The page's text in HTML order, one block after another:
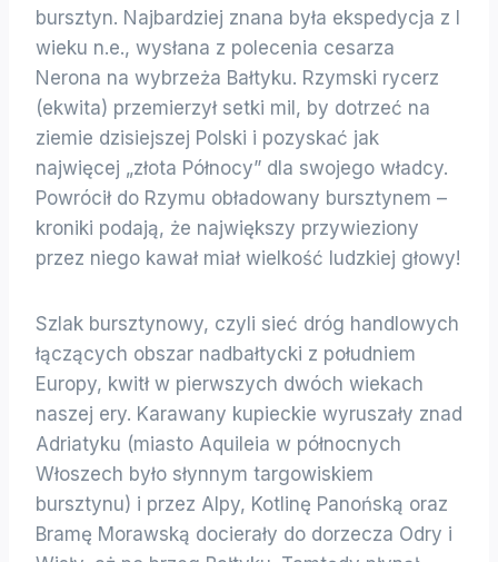
bursztyn. Najbardziej znana była ekspedycja z I
wieku n.e., wysłana z polecenia cesarza
Nerona na wybrzeża Bałtyku. Rzymski rycerz
(ekwita) przemierzył setki mil, by dotrzeć na
ziemie dzisiejszej Polski i pozyskać jak
najwięcej „złota Północy” dla swojego władcy.
Powrócił do Rzymu obładowany bursztynem –
kroniki podają, że największy przywieziony
przez niego kawał miał wielkość ludzkiej głowy!
Szlak bursztynowy, czyli sieć dróg handlowych
łączących obszar nadbałtycki z południem
Europy, kwitł w pierwszych dwóch wiekach
naszej ery. Karawany kupieckie wyruszały znad
Adriatyku (miasto Aquileia w północnych
Włoszech było słynnym targowiskiem
bursztynu) i przez Alpy, Kotlinę Panońską oraz
Bramę Morawską docierały do dorzecza Odry i